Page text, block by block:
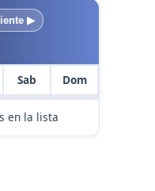
▶︎
Sab Dom
en la lista